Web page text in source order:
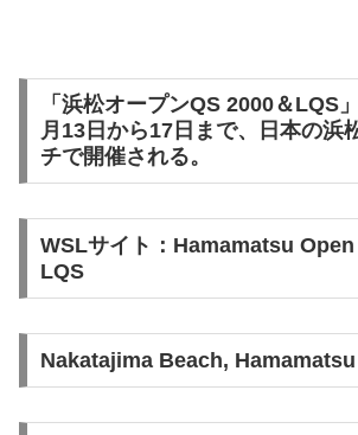
「浜松オープンQS 2000＆LQS
月13日から17日まで、日本の浜
チで開催される。
WSLサイト：Hamamatsu
LQS
Nakatajima Beach,